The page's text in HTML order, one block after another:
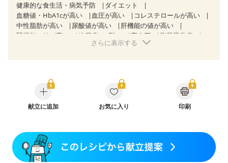
健康的な食生活・病気予防
ダイエット
血糖値・HbA1cが高い
血圧が高い
コレステロールが高い
中性脂肪が高い
尿酸値が高い
肝機能の値が高い
腎機能の値が高い
糖尿病（2型） 高血圧
脂質異常症
狭心症 心筋梗塞
糖尿病性腎症（第２期）
糖尿病性腎症（第３期）
CKD（ステージ１）
CKD（ステージ２）
CKD（ステージ３a）
CKD（ステージ３b）
乳がん治療を終えた方・経過観察中の方など
産後（ミルク）
骨折 骨粗しょう症
関節リウマチ
乾癬
貧血対策
さらに表示する
献立に追加 お気に入り 印刷